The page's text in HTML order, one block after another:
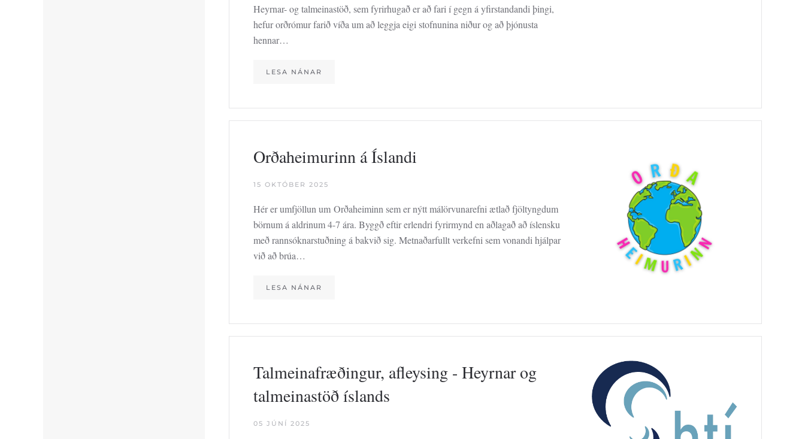
Heyrnar- og talmeinastöð, sem fyrirhugað er að fari í gegn á yfirstandandi þingi,
hefur orðrómur farið víða um að leggja eigi stofnunina niður og að þjónusta
hennar…
LESA NÁNAR
Orðaheimurinn á Íslandi
15 OKTÓBER 2025
Hér er umfjöllun um Orðaheiminn sem er nýtt málörvunarefni ætlað fjöltyngdum
börnum á aldrinum 4-7 ára. Byggð eftir erlendri fyrirmynd en aðlagað að íslensku
með rannsóknarstuðning á bakvið sig. Metnaðarfullt verkefni sem vonandi hjálpar
við að brúa…
LESA NÁNAR
Talmeinafræðingur, afleysing - Heyrnar og
talmeinastöð íslands
05 JÚNÍ 2025